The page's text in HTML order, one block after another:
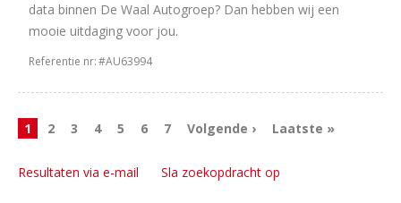
data binnen De Waal Autogroep? Dan hebben wij een
mooie uitdaging voor jou.
Referentie nr:#AU63994
1 2 3 4 5 6 7 Volgende › Laatste »
Resultaten via e-mail Sla zoekopdracht op